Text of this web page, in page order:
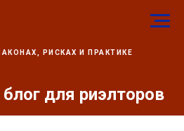
РИСКАХ И ПРАКТИКЕ
для риэлторов